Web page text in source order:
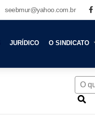
seebmur@yahoo.com.br
JURÍDICO O SINDICATO